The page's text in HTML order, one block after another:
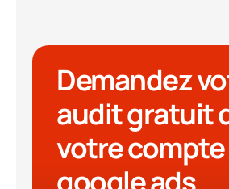
Demandez
audit gratuit
votre compte